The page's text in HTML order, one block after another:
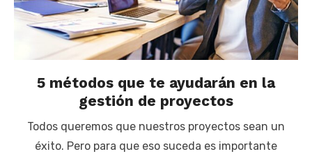
5 métodos que te ayudarán en la
gestión de proyectos
Todos queremos que nuestros proyectos sean un
éxito. Pero para que eso suceda es importante